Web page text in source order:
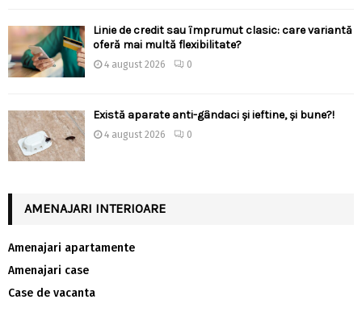
Linie de credit sau împrumut clasic: care variantă
oferă mai multă flexibilitate?
4 august 2026 0
Există aparate anti-gândaci și ieftine, și bune?!
4 august 2026 0
AMENAJARI INTERIOARE
Amenajari apartamente
Amenajari case
Case de vacanta